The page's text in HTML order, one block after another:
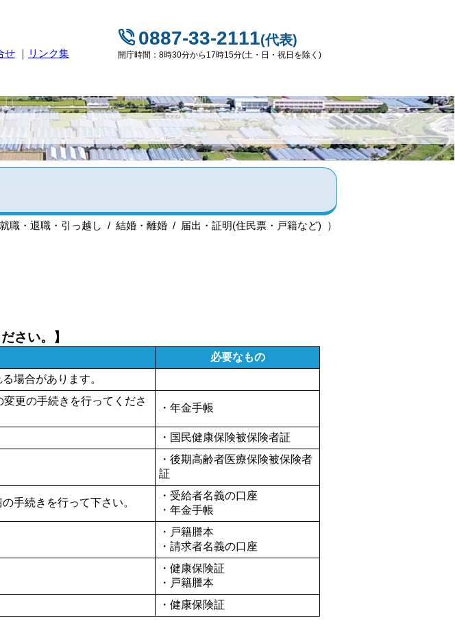
せ リンク集
0887-33-2111(代表)
開庁時間：8時30分から17時15分(土・日・祝日を除く)
就職・退職・引っ越し / 結婚・離婚 / 届出・証明(住民票・戸籍など) ）
さい。】
必要なもの
場合があります。
更の手続きを行ってくださ
・年金手帳
・国民健康保険被保険者証
・後期高齢者医療保険被保険者
証
手続きを行って下さい。
・受給者名義の口座
・年金手帳
・戸籍謄本
・請求者名義の口座
・健康保険証
・戸籍謄本
・健康保険証